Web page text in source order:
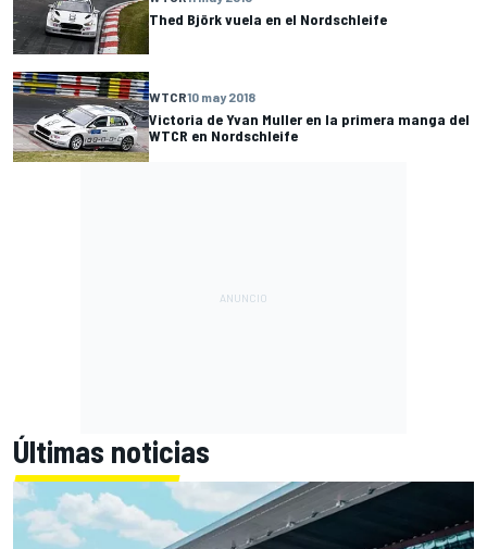
Thed Björk vuela en el Nordschleife
WTCR10 may 2018
Victoria de Yvan Muller en la primera manga del
WTCR en Nordschleife
Últimas noticias